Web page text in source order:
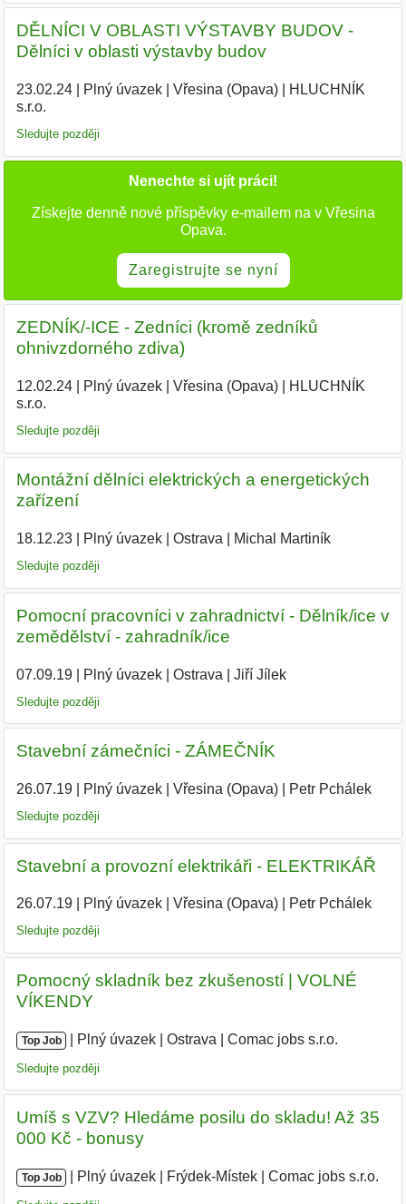
DĚLNÍCI V OBLASTI VÝSTAVBY BUDOV -
Dělníci v oblasti výstavby budov
23.02.24| Plný úvazek| Vřesina (Opava)|
HLUCHNÍK
s.r.o.
Sledujte později
Nenechte si ujít práci!
Získejte denně nové příspěvky e-mailem na v Vřesina
Opava.
Zaregistrujte se nyní
ZEDNÍK/-ICE - Zedníci (kromě zedníků
ohnivzdorného zdiva)
12.02.24| Plný úvazek| Vřesina (Opava)|
HLUCHNÍK
s.r.o.
Sledujte později
Montážní dělníci elektrických a energetických
zařízení
18.12.23| Plný úvazek| Ostrava Michal Martiník|
Sledujte později
Pomocní pracovníci v zahradnictví - Dělník/ice v
zemědělství - zahradník/ice
07.09.19| Plný úvazek| Ostrava Jiří Jílek|
Sledujte později
Stavební zámečníci - ZÁMEČNÍK
26.07.19| Plný úvazek| Vřesina (Opava)| Petr Pchálek|
Sledujte později
Stavební a provozní elektrikáři - ELEKTRIKÁŘ
26.07.19| Plný úvazek| Vřesina (Opava)| Petr Pchálek|
Sledujte později
Pomocný skladník bez zkušeností | VOLNÉ
VÍKENDY
Top Job Plný úvazek Ostrava Comac jobs s.r.o.
Sledujte později
Umíš s VZV? Hledáme posilu do skladu! Až 35
000 Kč - bonusy
Top Job Plný úvazek Frýdek-Místek Comac jobs s.r.o.